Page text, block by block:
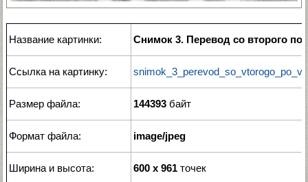
Название картинки: Снимок 3. Перевод со второго
Ссылка на картинку:
Размер файла: 144393 байт
Формат файла: image/jpeg
Ширина и высота: 600 x 961 точек